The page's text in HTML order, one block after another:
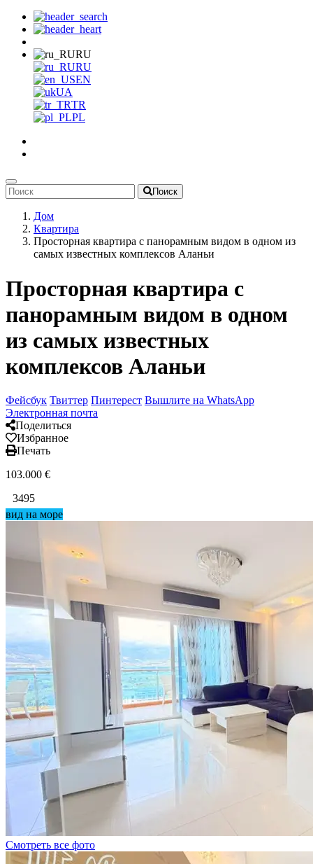
RU
RU
EN
UA
TR
PL
Поиск
Дом
Квартира
Просторная квартира с панорамным видом в одном из
самых известных комплексов Аланьи
Просторная квартира с
панорамным видом в одном
из самых известных
комплексов Аланьи
Фейсбук Твиттер Пинтерест Вышлите на WhatsApp
Электронная почта
Поделиться
Избранное
Печать
103.000 €
3495
вид на море
Смотреть все фото